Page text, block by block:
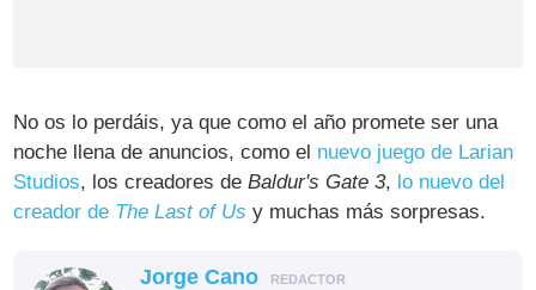
No os lo perdáis, ya que como el año promete ser una
noche llena de anuncios, como el nuevo juego de Larian
Studios, los creadores deBaldur's Gate 3, lo nuevo del
creador de The Last of Us y muchas más sorpresas.
Jorge Cano REDACTOR